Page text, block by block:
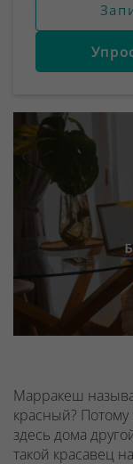
Марракеш
красный? Потому
здесь дома
такой красавец